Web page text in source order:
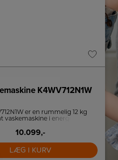
K4WV712N1W
er en rummelig 12 kg
i energiklasse B
hurtig og støjsvag drift
med op til 1.360 o/min.
10.099,-
LÆG I KURV